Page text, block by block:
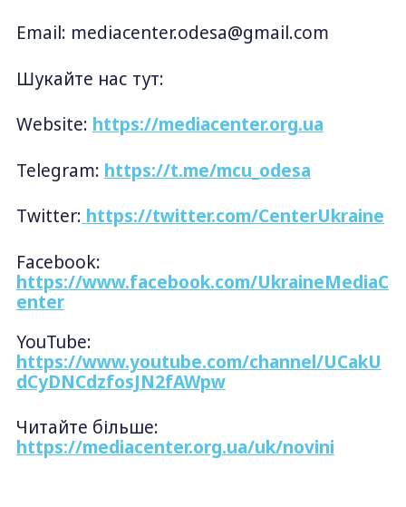
Email: mediacenter.odesa@gmail.com
Шукайте нас тут:
Website: https://mediacenter.org.ua
Telegram: https://t.me/mcu_odesa
Twitter: https://twitter.com/CenterUkraine
Facebook:
https://www.facebook.com/UkraineMediaC
enter
YouTube:
https://www.youtube.com/channel/UCakU
dCyDNCdzfosJN2fAWpw
Читайте більше:
https://mediacenter.org.ua/uk/novini